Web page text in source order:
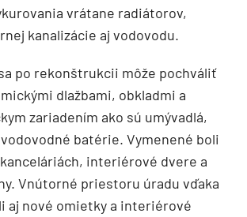
vrátane radiátorov,
kanalizácie aj vodovodu.
po rekonštrukcii môže pochváliť
dlažbami, obkladmi a
zariadením ako sú umývadlá,
batérie. Vymenené boli
interiérové dvere a
Vnútorné priestoru úradu vďaka
aj nové omietky a interiérové